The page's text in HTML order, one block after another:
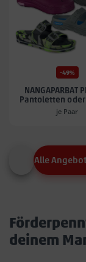
-49%
NANGAPARBAT
Pantoletten oder
je Paar
Alle
deinem